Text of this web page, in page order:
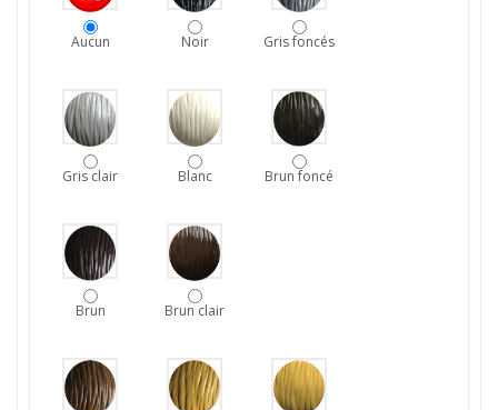
Aucun Noir Gris foncés
Gris clair Blanc Brun foncé
Brun Brun clair